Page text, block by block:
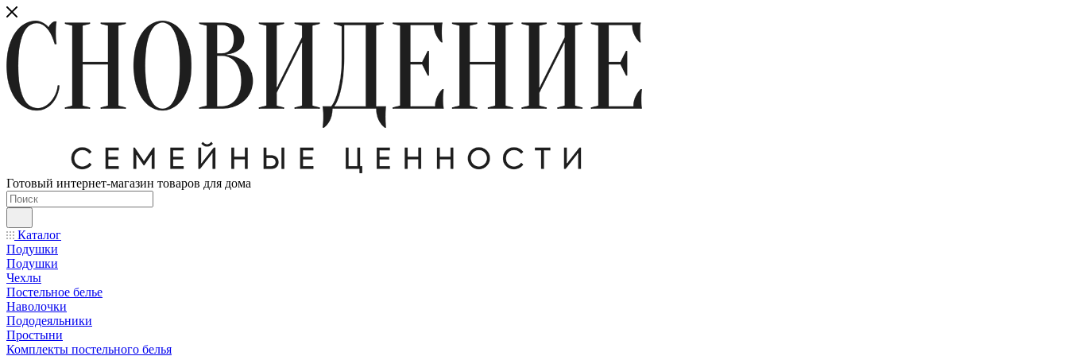
Готовый интернет-магазин товаров для дома
Каталог
Подушки
Подушки
Чехлы
Постельное белье
Наволочки
Пододеяльники
Простыни
Комплекты постельного белья